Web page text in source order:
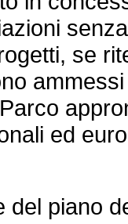
se
ed
del piano